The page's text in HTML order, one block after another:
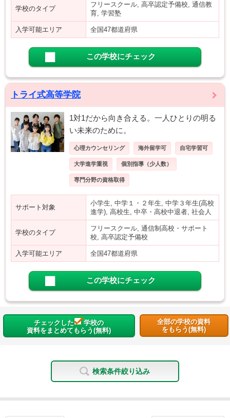
学校のタイプ
フリースクール, 高卒認定予備校, 通信教
育, 学習塾
入学可能エリア 全国47都道府県
この学校にチェック
トライ式高等学院
1対1だから向き合える。一人ひとりの明る
い未来のために。
心理カウンセリング 海外留学可 自宅学習可
大学進学重視 個別指導（少人数）
専門分野の資格取得
サポート対象
小学生, 中学１・２年生, 中学３年生(高校
進学), 高校生, 中卒・高校中退者, 社会人
学校のタイプ
フリースクール, 通信制高校・サポート
校, 高卒認定予備校
入学可能エリア 全国47都道府県
この学校にチェック
チェックした
学校の
資料をまとめてもらう(無料)
全部の学校の資料
をもらう(無料)
検索条件絞り込み